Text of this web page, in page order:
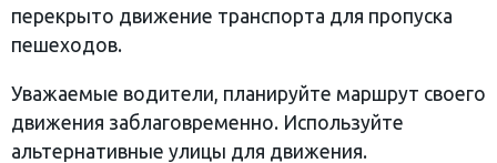
перекрыто движение транспорта для пропуска
пешеходов.
Уважаемые водители, планируйте маршрут своего
движения заблаговременно. Используйте
альтернативные улицы для движения.